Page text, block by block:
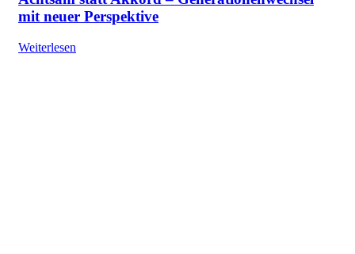
mit neuer Perspektive
Weiterlesen